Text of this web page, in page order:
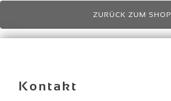
ZURÜCK ZUM SHOP
Kontakt